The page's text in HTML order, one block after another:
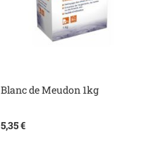
Blanc de Meudon 1kg
5,35 €